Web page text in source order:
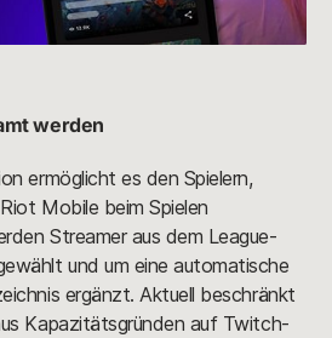
werden
ermöglicht es den Spielern,
Mobile beim Spielen
Streamer aus dem League-
und um eine automatische
ergänzt. Aktuell beschränkt
Kapazitätsgründen auf Twitch-